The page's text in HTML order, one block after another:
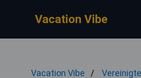
Vacation Vibe
Vacation Vibe